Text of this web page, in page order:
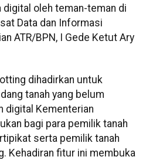
oleh teman-teman di
Data dan Informasi
ATR/BPN, I Gede Ketut Ary
dihadirkan untuk
tanah yang belum
digital Kementerian
bagi para pemilik tanah
serta pemilik tanah
Kehadiran fitur ini membuka